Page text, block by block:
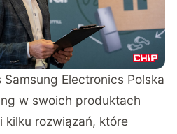
Electronics Polska
w swoich produktach
kilku rozwiązań, które